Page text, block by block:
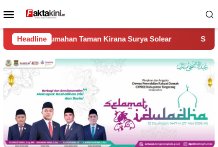
ke
Menu
Mobile
Headline
Taman Kirana Surya Solear Spanyol Juara Piala